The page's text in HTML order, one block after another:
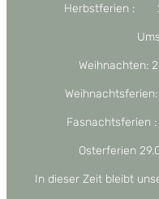
Herbstferien :
Weihnachten:
Weihnachtsferien:
Fasnachtsferien
Osterferien
In dieser Zeit bleibt